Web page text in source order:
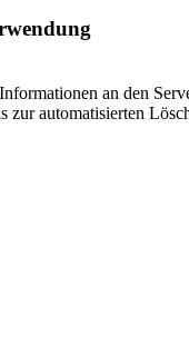
an den
automatisierten